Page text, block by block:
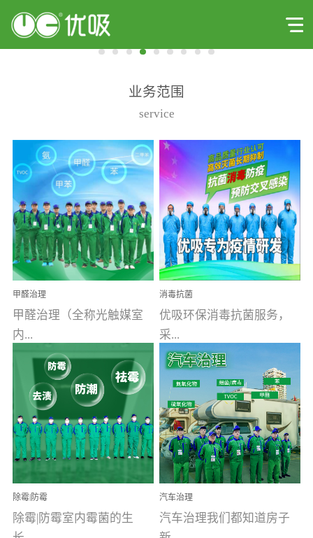
业务范围
service
甲醛治理
甲醛治理（全称光触媒室
内...
空气污染净化治理）工业
文明的进步，创造了多姿
多彩的家居产品和生活情
调，但也带来了以甲醛为
首的室内...
消毒抗菌
优吸环保消毒抗菌服务，
采...
用行业公认奥维牌消毒
液，具备杀死人体冠状病
毒的功效，杀菌率
99.99%。相对于传统消毒
液来说，无...
除霉|防霉
除霉|防霉室内霉菌的生
汽车治理
汽车治理我们都知道房子